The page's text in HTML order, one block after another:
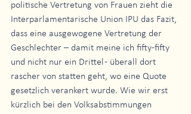
politische Vertretung von Frauen zieht die
Interparlamentarische Union IPU das Fazit,
dass eine ausgewogene Vertretung der
Geschlechter – damit meine ich fifty-fifty
und nicht nur ein Drittel - überall dort
rascher von statten geht, wo eine Quote
gesetzlich verankert wurde. Wie wir erst
kürzlich bei den Volksabstimmungen